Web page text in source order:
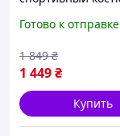
Мужской стильный
штаны и
бренда Легкий
Готово к отправке
1 449₴
1 849 ₴
Купить